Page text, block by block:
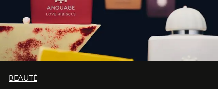
BEAUTÉ